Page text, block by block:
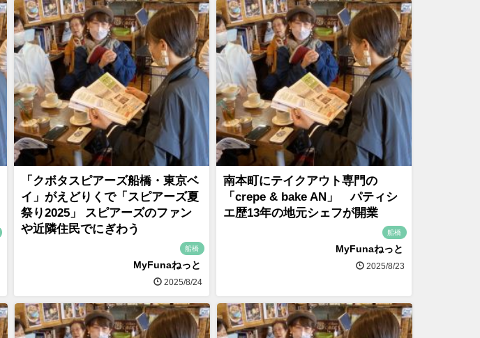
「クボタスピアーズ船橋・東京ベ
イ」がえどりくで「スピアーズ夏
祭り2025」 スピアーズのファン
や近隣住民でにぎわう
船橋
MyFunaねっと
2025/8/24
南本町にテイクアウト専門の
「crepe & bake AN」 パティシ
エ歴13年の地元シェフが開業
船橋
MyFunaねっと
2025/8/23